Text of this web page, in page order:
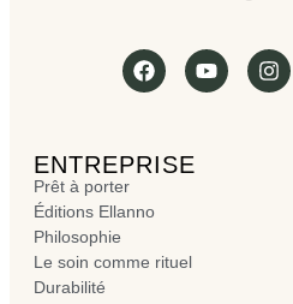
ENTREPRISE
Prêt à porter
Éditions Ellanno
Philosophie
Le soin comme rituel
Durabilité